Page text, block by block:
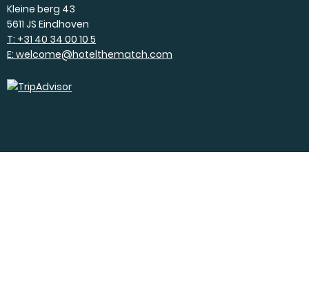
Kleine berg 43
5611 JS Eindhoven
T: +31 40 34 00 10 5
E: welcome@hotelthematch.com